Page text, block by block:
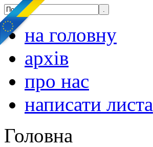
на головну
архів
про нас
написати листа
Головна